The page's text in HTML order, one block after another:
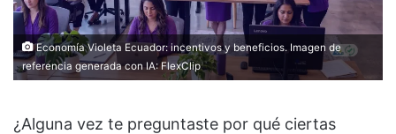
Economía Violeta Ecuador: incentivos y beneficios. Imagen de
referencia generada con IA:FlexClip
¿Alguna vez te preguntaste por qué ciertas